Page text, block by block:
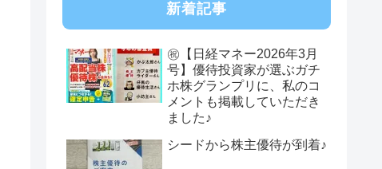
新着記事
㊗【日経マネー2026年3月
号】優待投資家が選ぶガチ
ホ株グランプリに、私のコ
メントも掲載していただき
ました♪
シードから株主優待が到着♪